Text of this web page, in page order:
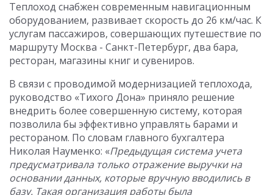
Теплоход снабжен современным навигационным
оборудованием, развивает скорость до 26 км/час. К
услугам пассажиров, совершающих путешествие по
маршруту Москва - Санкт-Петербург, два бара,
ресторан, магазины книг и сувениров.
В связи с проводимой модернизацией теплохода,
руководство «Тихого Дона» приняло решение
внедрить более совершенную систему, которая
позволила бы эффективно управлять барами и
рестораном. По словам главного бухгалтера
Николая Науменко: «Предыдущая система учета
предусматривала только отражение выручки на
основании данных, которые вручную вводились в
базу. Такая организация работы была